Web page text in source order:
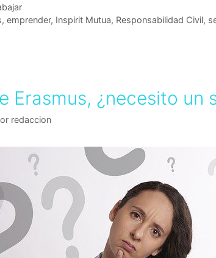
, emprender, Inspirit Mutua, Responsabilidad Civil,
Erasmus, ¿necesito un
redaccion